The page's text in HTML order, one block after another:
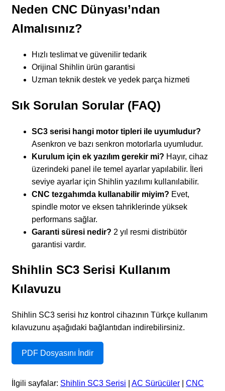
Neden CNC Dünyası’ndan
Almalısınız?
Hızlı teslimat ve güvenilir tedarik
Orijinal Shihlin ürün garantisi
Uzman teknik destek ve yedek parça hizmeti
Sık Sorulan Sorular (FAQ)
SC3 serisi hangi motor tipleri ile uyumludur?
Asenkron ve bazı senkron motorlarla uyumludur.
Kurulum için ek yazılım gerekir mi? Hayır, cihaz
üzerindeki panel ile temel ayarlar yapılabilir. İleri
seviye ayarlar için Shihlin yazılımı kullanılabilir.
CNC tezgahımda kullanabilir miyim? Evet,
spindle motor ve eksen tahriklerinde yüksek
performans sağlar.
Garanti süresi nedir? 2 yıl resmi distribütör
garantisi vardır.
Shihlin SC3 Serisi Kullanım
Kılavuzu
Shihlin SC3 serisi hız kontrol cihazının Türkçe kullanım
kılavuzunu aşağıdaki bağlantıdan indirebilirsiniz.
PDF Dosyasını İndir
İlgili sayfalar: Shihlin SC3 Serisi AC Sürücüler
CNC